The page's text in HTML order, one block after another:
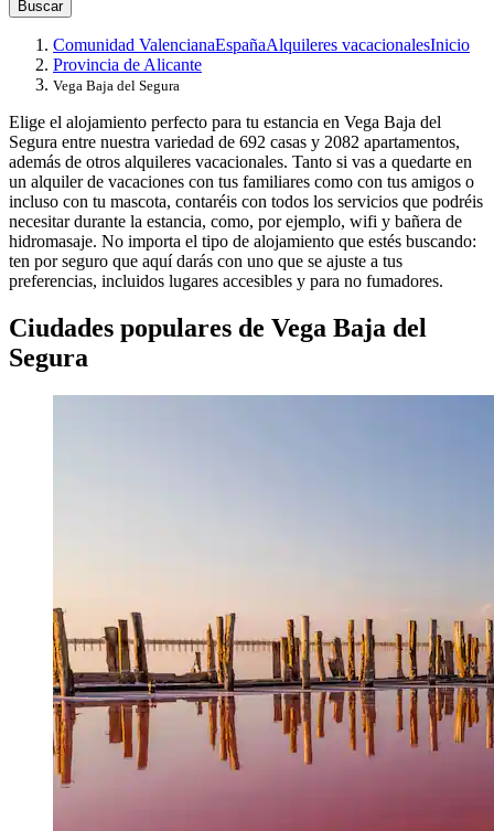
Buscar
Comunidad ValencianaEspañaAlquileres vacacionalesInicio
Provincia de Alicante
Vega Baja del Segura
Elige el alojamiento perfecto para tu estancia en Vega Baja del
Segura entre nuestra variedad de 692 casas y 2082 apartamentos,
además de otros alquileres vacacionales. Tanto si vas a quedarte en
un alquiler de vacaciones con tus familiares como con tus amigos o
incluso con tu mascota, contaréis con todos los servicios que podréis
necesitar durante la estancia, como, por ejemplo, wifi y bañera de
hidromasaje. No importa el tipo de alojamiento que estés buscando:
ten por seguro que aquí darás con uno que se ajuste a tus
preferencias, incluidos lugares accesibles y para no fumadores.
Ciudades populares de Vega Baja del
Segura